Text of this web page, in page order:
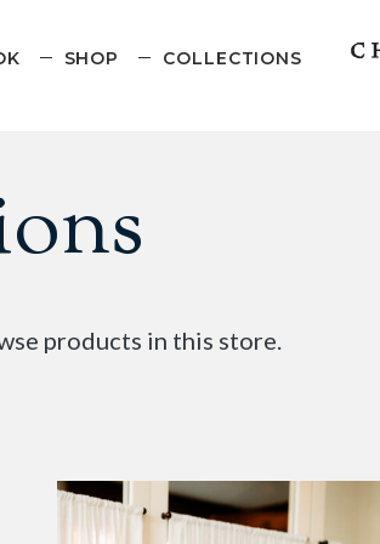
SHOP COLLECTIONS
products in this store.